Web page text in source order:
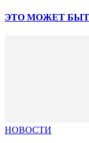
ЭТО МОЖЕТ
НОВОСТИ